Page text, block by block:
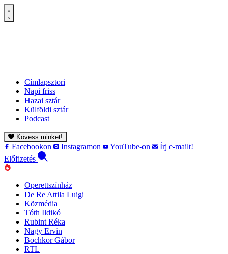
Címlapsztori
Napi friss
Hazai sztár
Külföldi sztár
Podcast
Kövess minket!
Facebookon Instagramon YouTube-on
Írj e-mailt!
Előfizetés
Operettszínház
De Re Attila Luigi
Közmédia
Tóth Ildikó
Rubint Réka
Nagy Ervin
Bochkor Gábor
RTL